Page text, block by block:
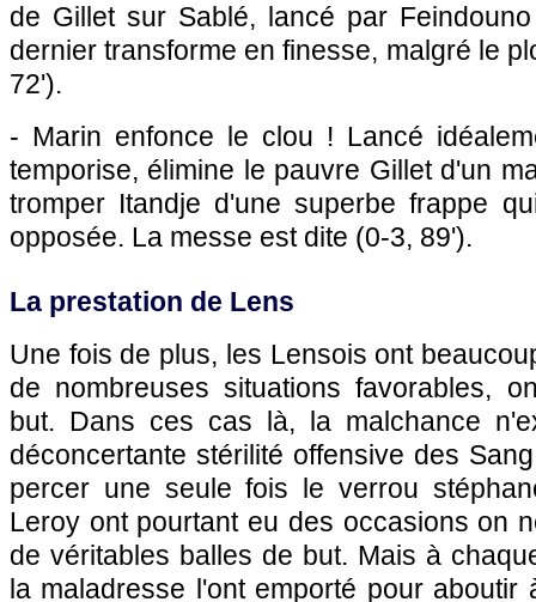
de Gillet sur Sablé, lancé par
dernier transforme en finesse, malgré le
72').
- Marin enfonce le clou ! Lancé
temporise, élimine le pauvre Gillet d'un
tromper Itandje d'une superbe frappe
opposée. La messe est dite (0-3, 89').
La prestation de Lens
Une fois de plus, les Lensois ont
de nombreuses situations favorables,
but. Dans ces cas là, la malchance
déconcertante stérilité offensive des
percer une seule fois le verrou
Leroy ont pourtant eu des occasions on
de véritables balles de but. Mais à
la maladresse l'ont emporté pour